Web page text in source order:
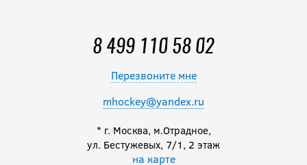
8 499 110 58 02
Перезвоните мне
mhockey@yandex.ru
* г. Москва, м.Отрадное,
ул. Бестужевых, 7/1, 2 этаж
на карте